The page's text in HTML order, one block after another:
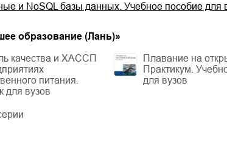
и NoSQL базы данных. Учебное пособие для
образование (Лань)»
качества и ХАССП
питания.
для вузов
Плавание на
Практикум.
для вузов